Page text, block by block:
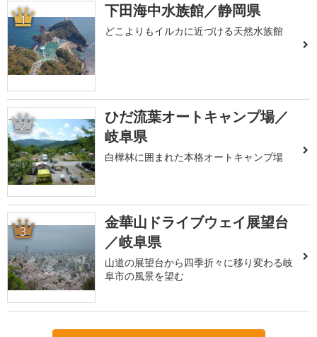
1 下田海中水族館／静岡県
どこよりもイルカに近づける天然水族館
2
ひだ流葉オートキャンプ場／
岐阜県
白樺林に囲まれた本格オートキャンプ場
3
金華山ドライブウェイ展望台
／岐阜県
山道の展望台から四季折々に移り変わる岐
阜市の風景を望む